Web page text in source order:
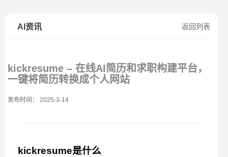
返回列表
AI资讯
kickresume – 在线AI简历和求职构建平台，
一键将简历转换成个人网站
发布时间： 2025-3-14
kickresume是什么